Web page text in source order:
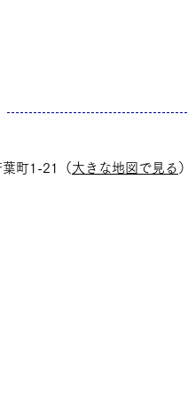
町1-21（ 大きな地図で見る ）